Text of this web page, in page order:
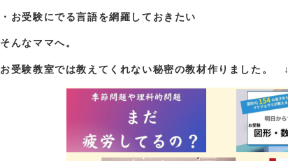
・お受験にでる言語を網羅しておきたい
そんなママへ。
お受験教室では教えてくれない秘密の教材作りました。 ↓